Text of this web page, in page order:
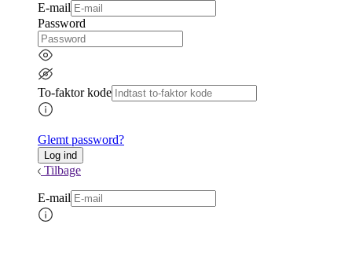
E-mail
Password
To-faktor kode
Glemt password?
Tilbage
E-mail